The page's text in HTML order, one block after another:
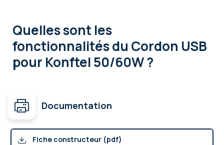
Quelles sont les
fonctionnalitésdu Cordon USB
pour Konftel 50/60W ?
Documentation
Fiche constructeur (pdf)